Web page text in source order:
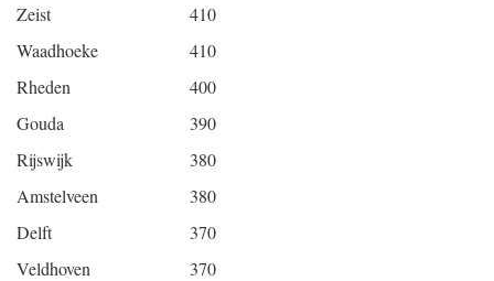
Zeist
410
Waadhoeke
410
Rheden
400
Gouda
390
Rijswijk
380
Amstelveen
380
Delft
370
Veldhoven
370